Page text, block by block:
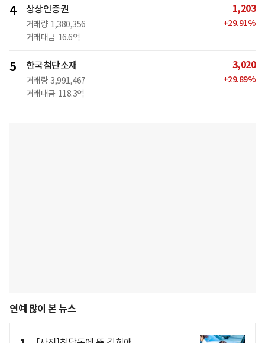
4 상상인증권
거래량 1,380,356
거래대금 16.6억
1,203
+29.91%
5 한국첨단소재
거래량 3,991,467
거래대금 118.3억
3,020
+29.89%
연예 많이 본 뉴스